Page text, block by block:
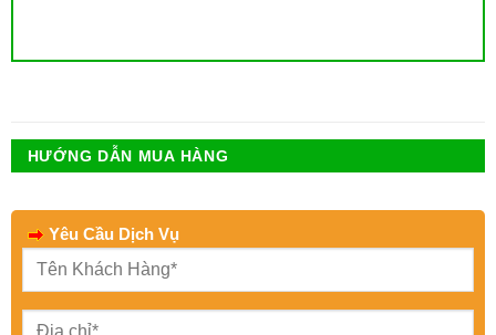
HƯỚNG DẪN MUA HÀNG
Yêu Cầu Dịch Vụ